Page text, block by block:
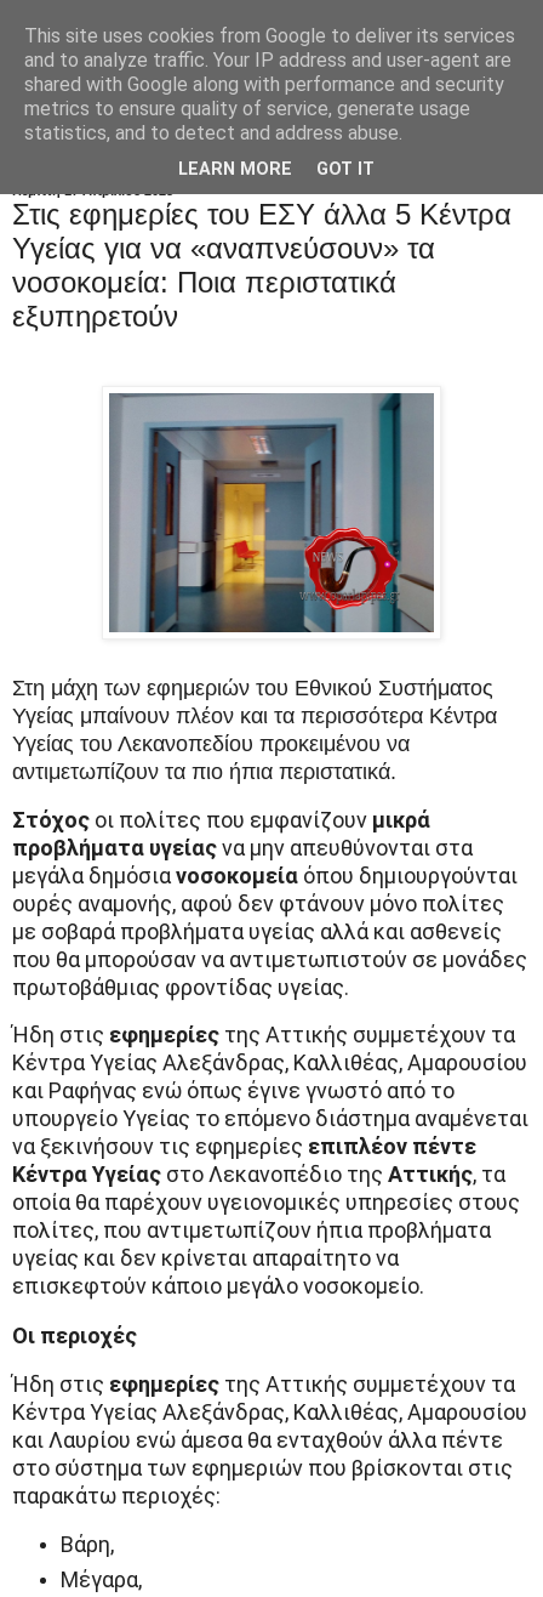
Στις εφημερίες του ΕΣΥ άλλα 5 Κέντρα
Υγείας για να «αναπνεύσουν» τα
νοσοκομεία: Ποια περιστατικά
εξυπηρετούν
Στη μάχη των εφημεριών του Εθνικού Συστήματος
Υγείας μπαίνουν πλέον και τα περισσότερα Κέντρα
Υγείας του Λεκανοπεδίου προκειμένου να
αντιμετωπίζουν τα πιο ήπια περιστατικά.
Στόχος οι πολίτες που εμφανίζουν μικρά
προβλήματα υγείαςνα μην απευθύνονται στα
μεγάλα δημόσιανοσοκομεία όπου δημιουργούνται
ουρές αναμονής, αφού δεν φτάνουν μόνο πολίτες
με σοβαρά προβλήματα υγείας αλλά και ασθενείς
που θα μπορούσαν να αντιμετωπιστούν σε μονάδες
πρωτοβάθμιας φροντίδας υγείας.
Ήδη στις εφημερίες της Αττικής συμμετέχουν τα
Κέντρα Υγείας Αλεξάνδρας, Καλλιθέας, Αμαρουσίου
και Ραφήνας ενώ όπως έγινε γνωστό από το
υπουργείο Υγείας το επόμενο διάστημα αναμένεται
να ξεκινήσουν τις εφημερίες επιπλέον πέντε
Κέντρα Υγείας στο Λεκανοπέδιο της Αττικής, τα
οποία θα παρέχουν υγειονομικές υπηρεσίες στους
πολίτες, που αντιμετωπίζουν ήπια προβλήματα
υγείας και δεν κρίνεται απαραίτητο να
επισκεφτούν κάποιο μεγάλο νοσοκομείο.
Οι περιοχές
Ήδη στις εφημερίες της Αττικής συμμετέχουν τα
Κέντρα Υγείας Αλεξάνδρας, Καλλιθέας, Αμαρουσίου
και Λαυρίου ενώ άμεσα θα ενταχθούν άλλα πέντε
στο σύστημα των εφημεριών που βρίσκονται στις
παρακάτω περιοχές:
Βάρη,
Μέγαρα,
This site uses cookies from Google to deliver its services
and to analyze traffic. Your IP address and user-agent are
shared with Google along with performance and security
metrics to ensure quality of service, generate usage
statistics, and to detect and address abuse.
LEARN MORE GOT IT